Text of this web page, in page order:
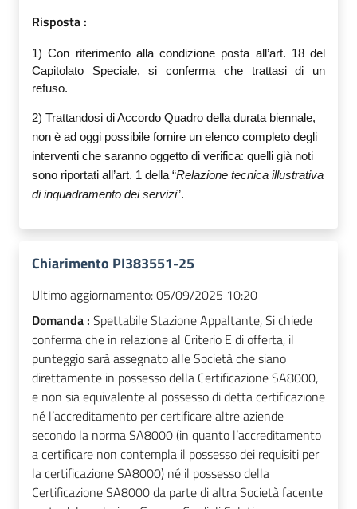
Risposta :
1) Con riferimento alla condizione posta all’art. 18 del
Capitolato Speciale, si conferma che trattasi di un
refuso.
2) Trattandosi di Accordo Quadro della durata biennale,
non è ad oggi possibile fornire un elenco completo degli
interventi che saranno oggetto di verifica: quelli già noti
sono riportati all’art. 1 della “Relazione tecnica illustrativa
di inquadramento dei servizi”.
Chiarimento PI383551-25
Ultimo aggiornamento:05/09/2025 10:20
Domanda : Spettabile Stazione Appaltante, Si chiede
conferma che in relazione al Criterio E di offerta, il
punteggio sarà assegnato alle Società che siano
direttamente in possesso della Certificazione SA8000,
e non sia equivalente al possesso di detta certificazione
né l’accreditamento per certificare altre aziende
secondo la norma SA8000 (in quanto l’accreditamento
a certificare non contempla il possesso dei requisiti per
la certificazione SA8000) né il possesso della
Certificazione SA8000 da parte di altra Società facente